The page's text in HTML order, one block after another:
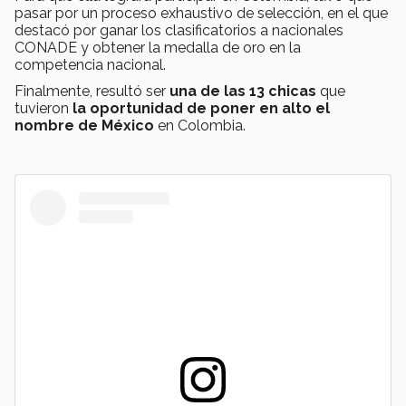
pasar por un proceso exhaustivo de selección, en el que
destacó por ganar los clasificatorios a nacionales
CONADE y obtener la medalla de oro en la
competencia nacional.
Finalmente, resultó ser una de las 13 chicas que
tuvieron la oportunidad de poner en alto el
nombre de México en Colombia.